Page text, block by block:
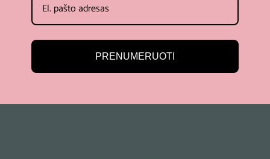
PRENUMERUOTI